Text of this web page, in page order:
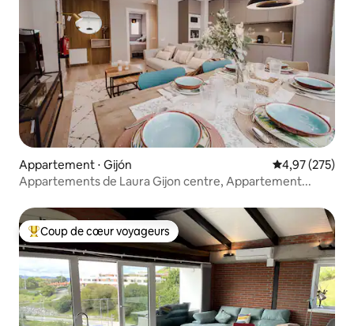
Appartement ⋅ Gijón Évaluation
4,97 (275)
Appartements de Laura Gijon centre, Appartement...
Coups de cœur voyageurs les plus appréciés
Coup de cœur voyageurs